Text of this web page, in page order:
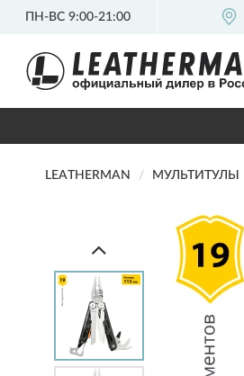
ПН-ВС 9:00-21:00
LEATHERMAN МУЛЬТИТУЛЫ